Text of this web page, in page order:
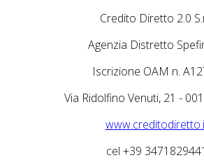
Credito Diretto 2.0
Agenzia Distretto
Iscrizione OAM n.
Via Ridolfino Venuti, 21 -
cel +39 3471829441